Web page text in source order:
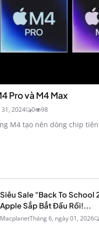
Pro và M4 Max
2024 0 98
M4 tạo nên dòng chip
Siêu Sale "Back To School
Apple Sắp Bắt Đầu Rồi!...
MacplanetTháng 6, ngày 01, 2026